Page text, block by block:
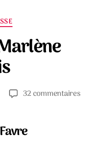
32 commentairessur